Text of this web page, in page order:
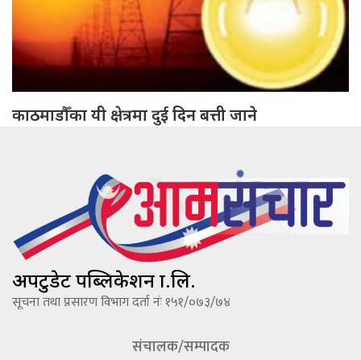
काठमाडौँका यी क्षेत्रमा दुई दिन बत्ती जाने
अपटुडेट पब्लिकेशन प्रा.लि.
सूचना तथा प्रसारण विभाग दर्ता नंः १५१/०७३/७४
संचालक/सम्पादक